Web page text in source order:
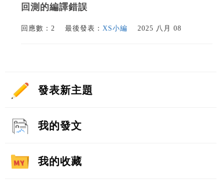
回測的編譯錯誤
回應數：2 最後發表： XS小編 2025 八月 08
發表新主題
我的發文
我的收藏